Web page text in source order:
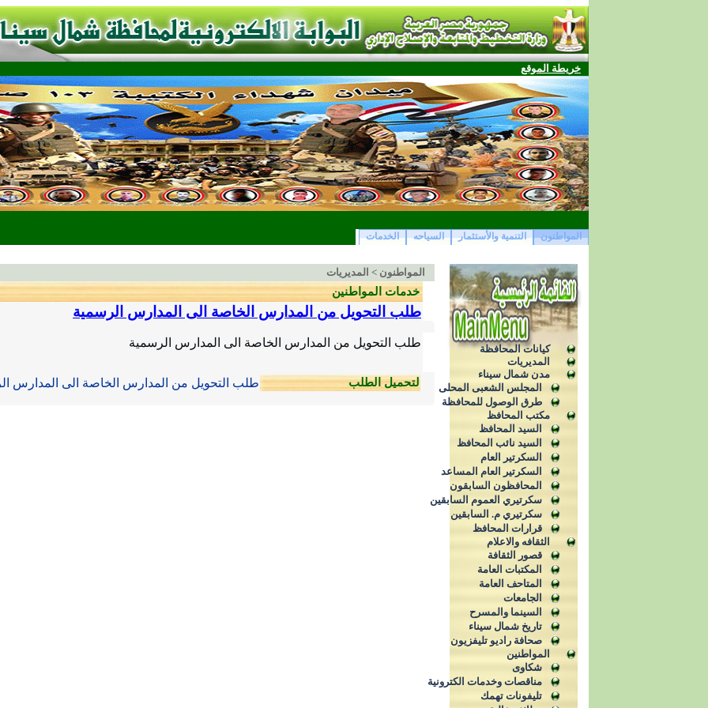
خريطة الموقع
المواطنون التنمية والأستثمار السياحه الخدمات
كيانات المحافظة
المديريات
مدن شمال سيناء
المجلس الشعبى المحلى
طرق الوصول للمحافظة
مكتب المحافظ
السيد المحافظ
السيد نائب المحافظ
السكرتير العام
السكرتير العام المساعد
المحافظون السابقون
سكرتيري العموم السابقين
سكرتيري م. السابقين
قرارات المحافظ
الثقافه والاعلام
قصور الثقافة
المكتبات العامة
المتاحف العامة
الجامعات
السينما والمسرح
تاريخ شمال سيناء
صحافة راديو تليفزيون
المواطنين
شكاوى
مناقصات وخدمات الكترونية
تليفونات تهمك
المواطنون > المديريات
خدمات المواطنين
طلب التحويل من المدارس الخاصة الى المدارس الرسمية
طلب التحويل من المدارس الخاصة الى المدارس الرسمية
لتحميل الطلب طلب التحويل من المدارس الخاصة الى المدارس